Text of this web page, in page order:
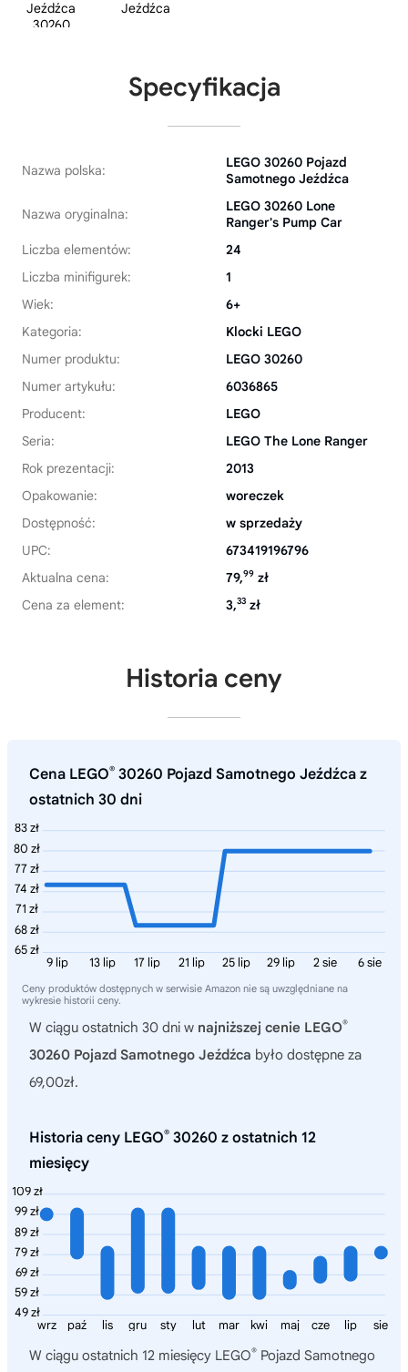
Specyfikacja
Nazwa polska:
LEGO 30260 Pojazd
Samotnego Jeźdźca
Nazwa oryginalna:
LEGO 30260 Lone
Ranger's Pump Car
Liczba elementów:
24
Liczba minifigurek:
1
Wiek:
6+
Kategoria:
Klocki LEGO
Numer produktu:
LEGO 30260
Numer artykułu:
6036865
Producent:
LEGO
Seria:
LEGO The Lone Ranger
Rok prezentacji:
2013
Opakowanie:
woreczek
Dostępność:
w sprzedaży
UPC:
673419196796
Aktualna cena:
79,99 zł
Cena za element:
3,33 zł
Historia ceny
Cena LEGO® 30260 Pojazd Samotnego Jeźdźca z
ostatnich 30 dni
83 zł
80 zł
77 zł
74 zł
71 zł
68 zł
65 zł
6 sie
2 sie
29 lip
25 lip
21 lip
17 lip
13 lip
9 lip
Ceny produktów dostępnych w serwisie Amazon nie są uwzględniane na
wykresie historii ceny.
W ciągu ostatnich 30 dni w najniższej cenie LEGO®
30260 Pojazd Samotnego Jeźdźca było dostępne za
69,00zł.
Historia ceny LEGO® 30260 z ostatnich 12
miesięcy
109 zł
99 zł
89 zł
79 zł
69 zł
59 zł
49 zł
sie
lip
cze
maj
kwi
mar
lut
sty
gru
lis
paź
wrz
W ciągu ostatnich 12 miesięcy LEGO® Pojazd Samotnego